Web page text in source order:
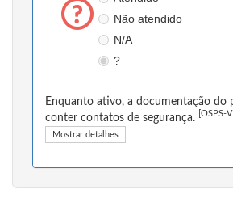
Não atendido
N/A
?
Enquanto ativo, a documentação do
conter contatos de segurança.
[OSPS-
Mostrar detalhes